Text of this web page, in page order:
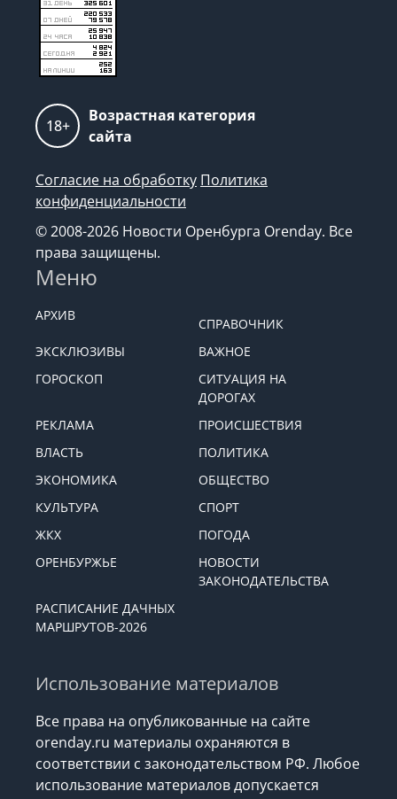
18+
Возрастная категория
сайта
Согласие на обработку Политика
конфиденциальности
© 2008-2026 Новости Оренбурга Orenday. Все
права защищены.
Меню
АРХИВ
СПРАВОЧНИК
ЭКСКЛЮЗИВЫ
ВАЖНОЕ
ГОРОСКОП
СИТУАЦИЯ НА
ДОРОГАХ
РЕКЛАМА
ПРОИСШЕСТВИЯ
ВЛАСТЬ
ПОЛИТИКА
ЭКОНОМИКА
ОБЩЕСТВО
КУЛЬТУРА
СПОРТ
ЖКХ
ПОГОДА
ОРЕНБУРЖЬЕ
НОВОСТИ
ЗАКОНОДАТЕЛЬСТВА
РАСПИСАНИЕ ДАЧНЫХ
МАРШРУТОВ-2026
Использование материалов
Все права на опубликованные на сайте
orenday.ru материалы охраняются в
соответствии с законодательством РФ. Любое
использование материалов допускается